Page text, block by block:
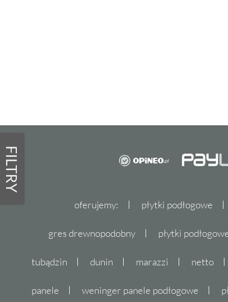
FILTRY
oferujemy: płytki podłogowe
gres drewnopodobny płytki
tubądzin dunin marazzi netto
panele weninger panele podłogowe